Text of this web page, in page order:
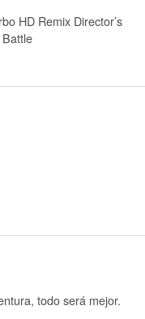
HD Remix Director’s
todo será mejor.